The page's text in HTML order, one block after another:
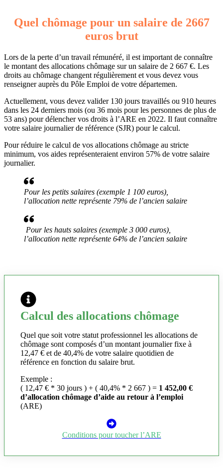
Quel chômage pour un salaire de 2667
euros brut
Lors de la perte d’un travail rémunéré, il est important de connaître
le montant des allocations chômage sur un salaire de 2 667 €. Les
droits au chômage changent régulièrement et vous devez vous
renseigner auprès du Pôle Emploi de votre départemen.
Actuellement, vous devez valider 130 jours travaillés ou 910 heures
dans les 24 derniers mois (ou 36 mois pour les personnes de plus de
53 ans) pour délencher vos droits à l’ARE en 2022. Il faut connaître
votre salaire journalier de référence (SJR) pour le calcul.
Pour réduire le calcul de vos allocations chômage au stricte
minimum, vos aides représenteraient environ 57% de votre salaire
journalier.
Pour les petits salaires (exemple 1 100 euros),
l’allocation nette représente 79% de l’ancien salaire
Pour les hauts salaires (exemple 3 000 euros),
l’allocation nette représente 64% de l’ancien salaire
Calcul des allocations chômage
Quel que soit votre statut professionnel les allocations de
chômage sont composés d’un montant journalier fixe à
12,47 € et de 40,4% de votre salaire quotidien de
référence en fonction du salaire brut.
Exemple :
( 12,47 € * 30 jours ) + ( 40,4% * 2 667 ) = 1 452,00 €
d’allocation chômage d’aide au retour à l’emploi
(ARE)
Conditions pour toucher l’ARE